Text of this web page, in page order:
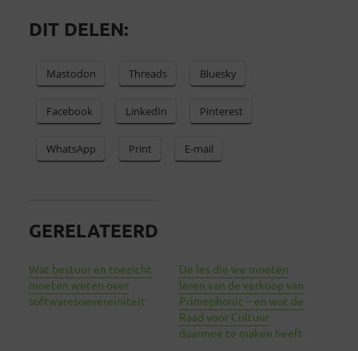
DIT DELEN:
Mastodon Threads Bluesky
Facebook LinkedIn Pinterest
WhatsApp Print E-mail
GERELATEERD
Wat bestuur en toezicht
moeten weten over
softwaresoevereiniteit
De les die we moeten
leren van de verkoop van
Primephonic – en wat de
Raad voor Cultuur
daarmee te maken heeft